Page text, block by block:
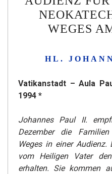
WEGES
HL.
Vatikanstadt – Aula
1994 *
Johannes Paul II.
Dezember die
Weges in einer Audienz.
vom Heiligen Vater
erhalten. Sie kommen